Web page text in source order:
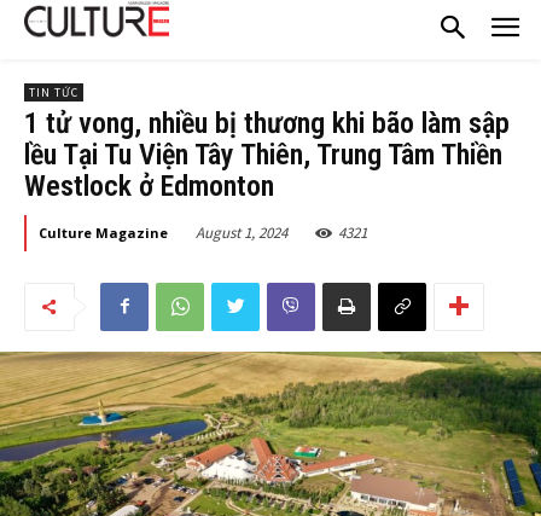
TIN TỨC
1 tử vong, nhiều bị thương khi bão làm sập
lều Tại Tu Viện Tây Thiên, Trung Tâm Thiền
Westlock ở Edmonton
Culture Magazine August 1, 2024 4321